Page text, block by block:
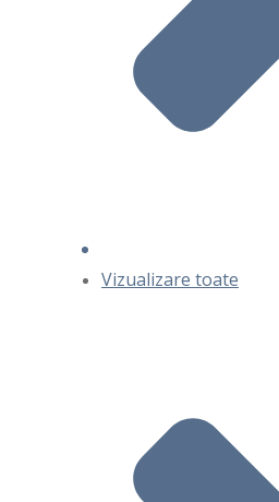
Vizualizare toate